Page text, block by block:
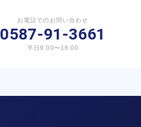
お電話でのお問い合わせ
0587-91-3661
平日9:00〜18:00